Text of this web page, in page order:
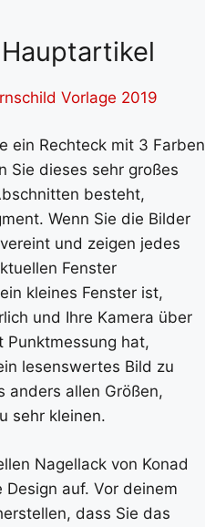
Vorlage 2019
ein Rechteck mit 3 Farben
Sie dieses sehr großes
besteht,
Wenn Sie die Bilder
und zeigen jedes
Fenster
kleines Fenster ist,
und Ihre Kamera über
Punktmessung hat,
lesenswertes Bild zu
anders allen Größen,
sehr kleinen.
Nagellack von Konad
auf. Vor deinem
dass Sie das